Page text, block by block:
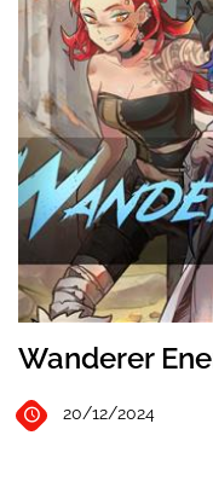
Wanderer
20/12/2024